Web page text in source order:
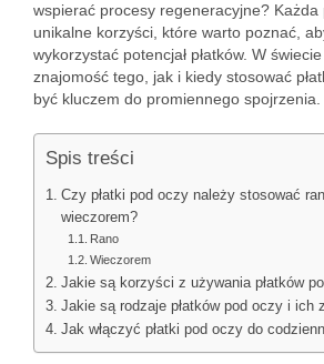
wspierać procesy regeneracyjne? Każda
unikalne korzyści, które warto poznać,
wykorzystać potencjał płatków. W
znajomość tego, jak i kiedy stosować
być kluczem do promiennego spojrzenia.
Spis treści
Czy płatki pod oczy należy stosować
wieczorem?
Rano
Wieczorem
Jakie są korzyści z używania płatków
Jakie są rodzaje płatków pod oczy i ich
Jak włączyć płatki pod oczy do